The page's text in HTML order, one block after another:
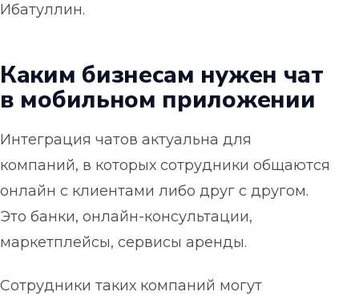
Ибатуллин.
Каким бизнесам нужен чат
в мобильном приложении
Интеграция чатов актуальна для
компаний, в которых сотрудники общаются
онлайн с клиентами либо друг с другом.
Это банки, онлайн-консультации,
маркетплейсы, сервисы аренды.
Сотрудники таких компаний могут